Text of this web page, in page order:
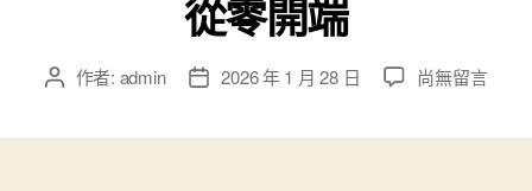
從零開端
文 作者: admin
文 2026 年 1 月 28 日
在
尚無留言